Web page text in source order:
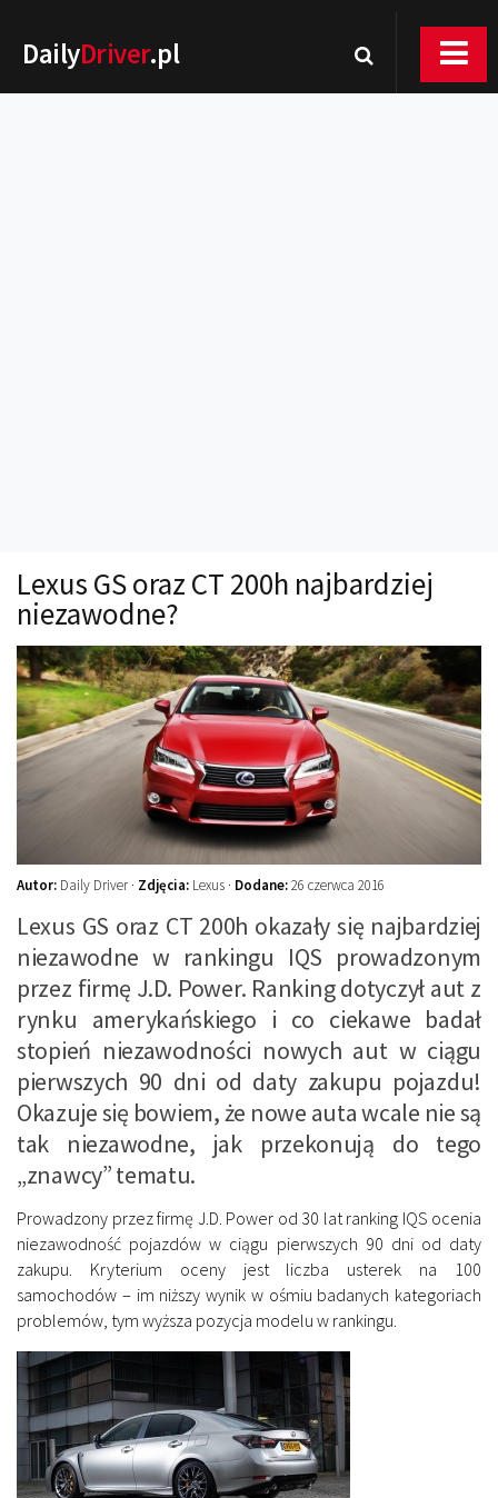
DailyDriver.pl
Technika jazdy
Oświetlenie
Kalkulatory
Przelicznik mocy
Auto z niemiec
Lexus GS oraz CT 200h najbardziej
niezawodne?
Autor: Daily Driver · Zdjęcia: Lexus · Dodane:26 czerwca 2016
Lexus GS oraz CT 200h okazały się najbardziej
niezawodne w rankingu IQS prowadzonym
przez firmę J.D. Power. Ranking dotyczył aut z
rynku amerykańskiego i co ciekawe badał
stopień niezawodności nowych aut w ciągu
pierwszych 90 dni od daty zakupu pojazdu!
Okazuje się bowiem, że nowe auta wcale nie są
tak niezawodne, jak przekonują do tego
„znawcy” tematu.
Prowadzony przez firmę J.D. Power od 30 lat ranking IQS ocenia
niezawodność pojazdów w ciągu pierwszych 90 dni od daty
zakupu. Kryterium oceny jest liczba usterek na 100
samochodów – im niższy wynik w ośmiu badanych kategoriach
problemów, tym wyższa pozycja modelu w rankingu.